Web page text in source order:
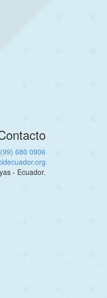
680 0906
- Ecuador.